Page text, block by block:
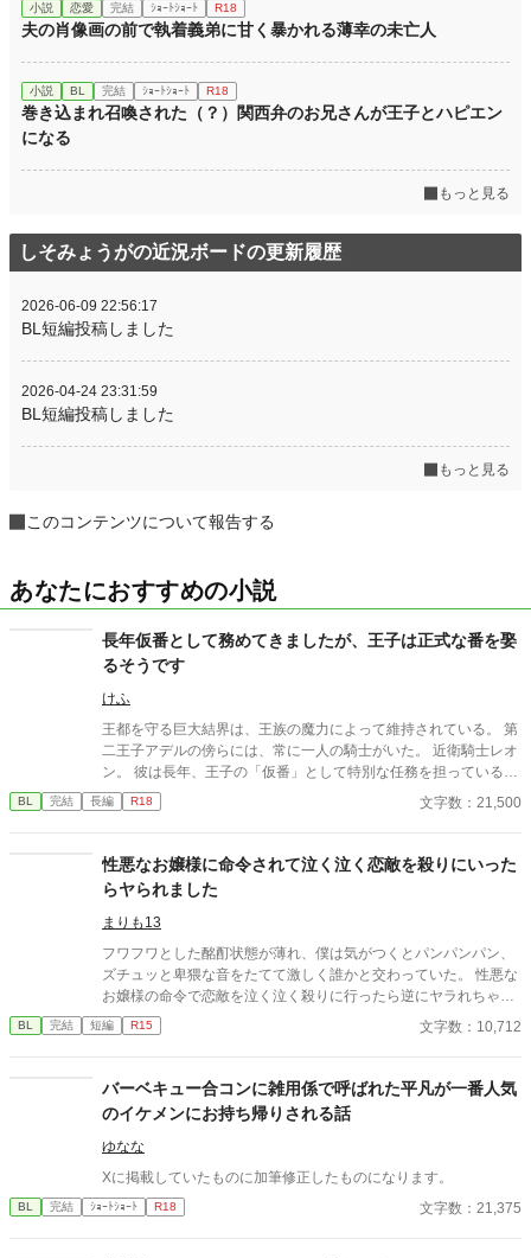
小説 恋愛 完結 ｼｮｰﾄｼｮｰﾄ R18
夫の肖像画の前で執着義弟に甘く暴かれる薄幸の未亡人
小説 BL 完結 ｼｮｰﾄｼｮｰﾄ R18
巻き込まれ召喚された（？）関西弁のお兄さんが王子とハピエン
になる
もっと見る
しそみょうがの近況ボードの更新履歴
2026-06-09 22:56:17
BL短編投稿しました
2026-04-24 23:31:59
BL短編投稿しました
もっと見る
このコンテンツについて報告する
あなたにおすすめの小説
長年仮番として務めてきましたが、王子は正式な番を娶
るそうです
けふ
王都を守る巨大結界は、王族の魔力によって維持されている。 第
二王子アデルの傍らには、常に一人の騎士がいた。 近衛騎士レオ
ン。 彼は長年、王子の「仮番」として特別な任務を担っている。
しかし王子は、他国の王女との正式な番契約が決まってしまっ
た。 仮番の役目は、そこで終わるはずだった。 だが結界塔で行わ
士。 主と臣下。 越えてはならない境界を前にしても、 王子は騎
士の手を取る。 「共に立て」 ※オメガバースではありません ※
ふんわり読んでください ※なんでも許せる方向け ※イラストはC
hatGPTさん
BL 完結 長編 R18 文字数：21,500
性悪なお嬢様に命令されて泣く泣く恋敵を殺りにいった
らヤられました
まりも13
フワフワとした酩酊状態が薄れ、僕は気がつくとパンパンパン、
ズチュッと卑猥な音をたてて激しく誰かと交わっていた。 性悪な
お嬢様の命令で恋敵を泣く泣く殺りに行ったら逆にヤラれちゃっ
た、ちょっとアホな子の話です。 （ムーンライトノベルにも掲載
しています）
BL 完結 短編 R15 文字数：10,712
バーベキュー合コンに雑用係で呼ばれた平凡が一番人気
のイケメンにお持ち帰りされる話
ゆなな
Xに掲載していたものに加筆修正したものになります。
BL 完結 ｼｮｰﾄｼｮｰﾄ R18 文字数：21,375